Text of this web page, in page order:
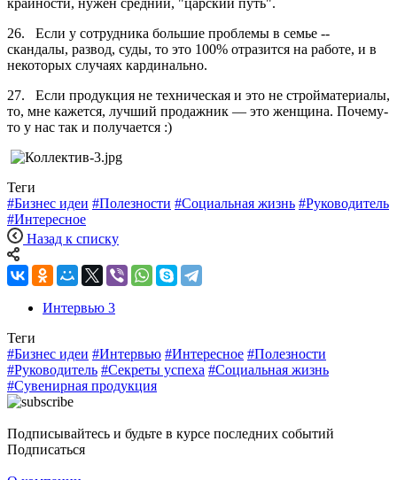
26. Если у сотрудника большие проблемы в семье --
скандалы, развод, суды, то это 100% отразится на работе, и в
некоторых случаях кардинально.
27. Если продукция не техническая и это не стройматериалы,
то, мне кажется, лучший продажник ― это женщина. Почему-
то у нас так и получается :)
Теги
#Бизнес идеи #Полезности #Социальная жизнь #Руководитель
#Интересное
Назад к списку
Интервью 3
Теги
#Бизнес идеи #Интервью #Интересное #Полезности
#Руководитель #Секреты успеха #Социальная жизнь
#Сувенирная продукция
Подписывайтесь и будьте в курсе последних событий
Подписаться